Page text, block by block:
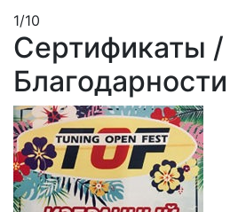
1/10
Сертификаты /
Благодарности